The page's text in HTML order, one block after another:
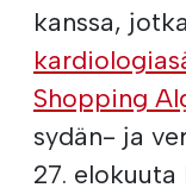
kanssa,
Shopping
sydän- ja
27.